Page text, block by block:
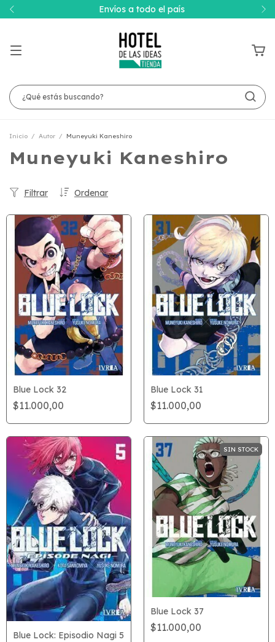
Envíos a todo el país
Inicio / Autor / Muneyuki Kaneshiro
Muneyuki Kaneshiro
Ordenar
Filtrar
Blue Lock 32
$11.000,00
Blue Lock 31
$11.000,00
Blue Lock: Episodio Nagi 5
SIN STOCK
Blue Lock 37
$11.000,00